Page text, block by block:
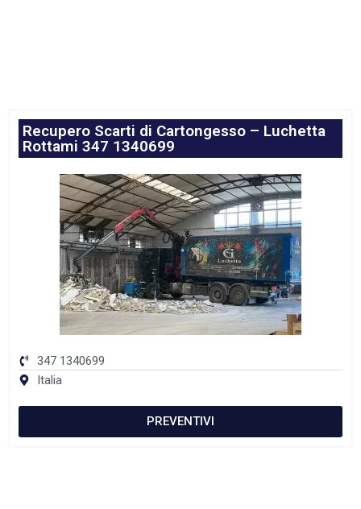
Recupero Scarti di Cartongesso – Luchetta
Rottami 347 1340699
347 1340699
Italia
PREVENTIVI